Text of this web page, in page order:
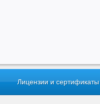
Лицензии и сертификаты